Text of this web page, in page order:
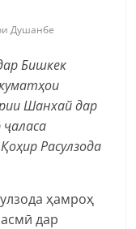
Душанбе
Бишкек
Шанхай дар
Расулзода
ҳамроҳ
дар